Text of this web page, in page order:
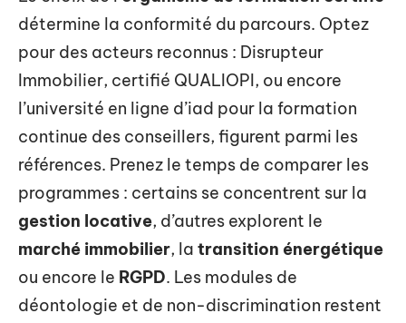
détermine la conformité du parcours. Optez
pour des acteurs reconnus : Disrupteur
Immobilier, certifié QUALIOPI, ou encore
l’université en ligne d’iad pour la formation
continue des conseillers, figurent parmi les
références. Prenez le temps de comparer les
programmes : certains se concentrent sur la
gestion locative, d’autres explorent le
marché immobilier, la transition énergétique
ou encore le RGPD. Les modules de
déontologie et de non-discrimination restent